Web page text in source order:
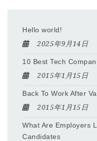
Hello world!
2025年9月14日
10 Best Tech
2015年1月15日
Back To Work After
2015年1月15日
What Are Employers
Candidates